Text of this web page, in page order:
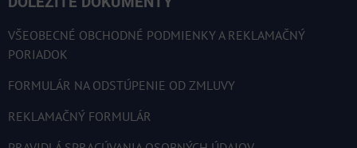
VŠEOBECNÉ OBCHODNÉ PODMIENKY A REKLAMAČNÝ
PORIADOK
FORMULÁR NA ODSTÚPENIE OD ZMLUVY
REKLAMAČNÝ FORMULÁR